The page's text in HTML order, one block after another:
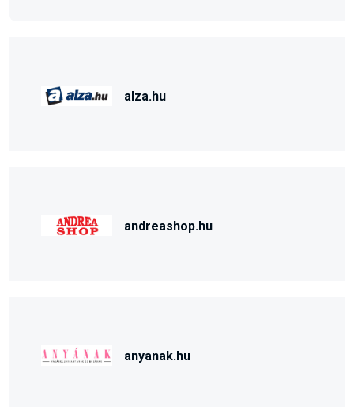
alza.hu
andreashop.hu
anyanak.hu